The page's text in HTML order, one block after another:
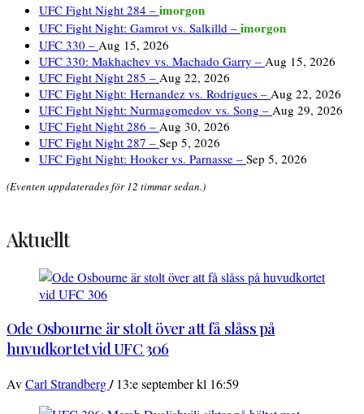
UFC Fight Night 284 – imorgon
UFC Fight Night: Gamrot vs. Salkilld – imorgon
UFC 330 – Aug 15, 2026
UFC 330: Makhachev vs. Machado Garry – Aug 15, 2026
UFC Fight Night 285 – Aug 22, 2026
UFC Fight Night: Hernandez vs. Rodrigues – Aug 22, 2026
UFC Fight Night: Nurmagomedov vs. Song – Aug 29, 2026
UFC Fight Night 286 – Aug 30, 2026
UFC Fight Night 287 – Sep 5, 2026
UFC Fight Night: Hooker vs. Parnasse – Sep 5, 2026
(Eventen uppdaterades för 12 timmar sedan.)
Aktuellt
Ode Osbourne är stolt över att få slåss på
huvudkortet vid UFC 306
AvCarl Strandberg/ 13:e september kl 16:59